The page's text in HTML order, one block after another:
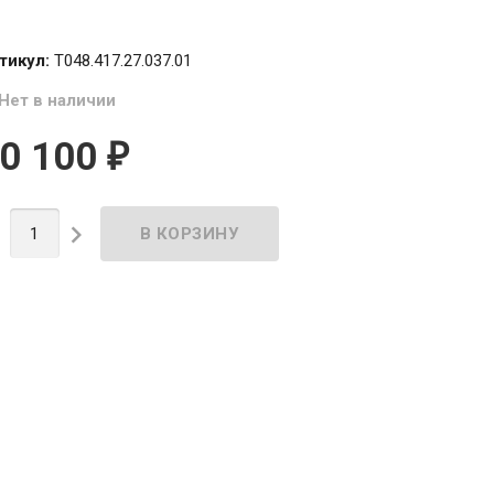
T048.417.27.037.01
в наличии
100 ₽
